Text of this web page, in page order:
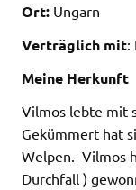
Ort: Ungarn
Verträglich mit:
Meine Herkunft
Vilmos lebte mit
Gekümmert hat
Welpen. Vilmos
Durchfall )